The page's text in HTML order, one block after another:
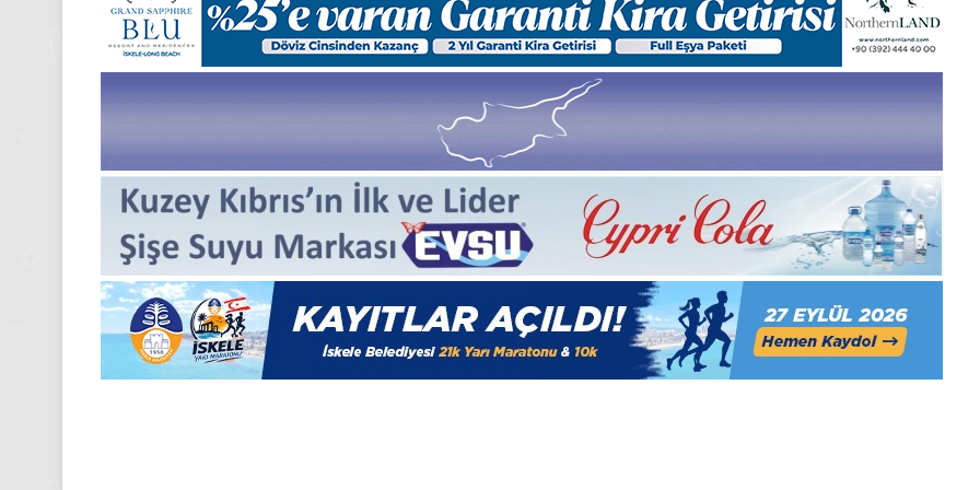
Kasım
Pazartesi
2025,
Gıynık
24 Kasım Pazartesi 2025, Gıynık
Medya manşetleri
Aralık
Pazartesi
2025,
Gıynık
1 Aralık Pazartesi 2025, Gıynık
Medya manşetleri